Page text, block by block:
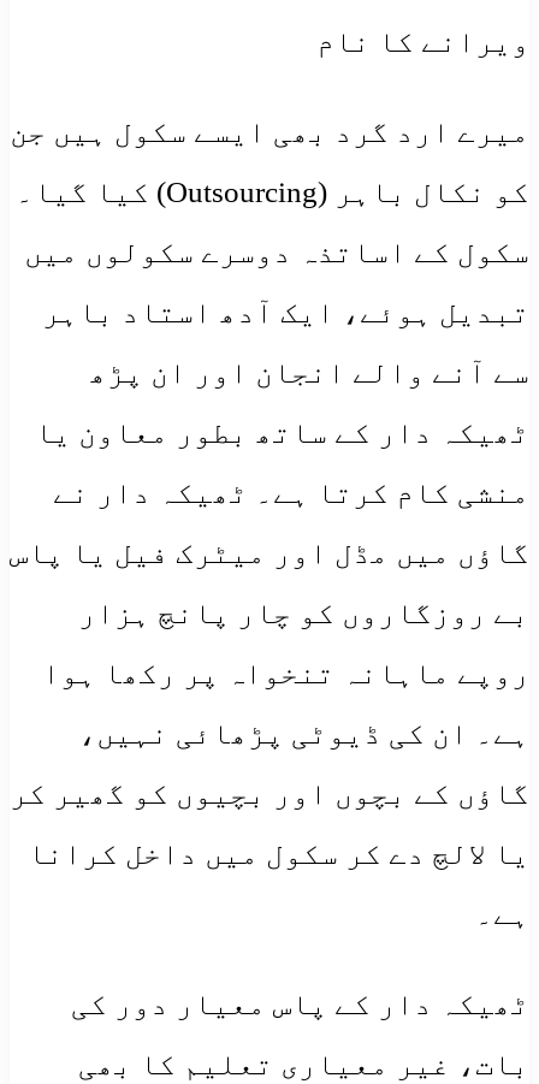
ویرانے کا نام
میرے ارد گرد بھی ایسے سکول ہیں جن
کو نکال باہر (Outsourcing) کیا گیا۔
سکول کے اساتذہ دوسرے سکولوں میں
تبدیل ہوئے، ایک آدھ استاد باہر
سے آنے والے انجان اور ان پڑھ
ٹھیکہ دار کے ساتھ بطور معاون یا
منشی کام کرتا ہے۔ ٹھیکہ دار نے
گاؤں میں مڈل اور میٹرک فیل یا پاس
بے روزگاروں کو چار پانچ ہزار
روپے ماہانہ تنخواہ پر رکھا ہوا
ہے۔ ان کی ڈیوٹی پڑھائی نہیں،
گاؤں کے بچوں اور بچیوں کو گھیر کر
یا لالچ دے کر سکول میں داخل کرانا
ہے۔
ٹھیکہ دار کے پاس معیار دور کی
بات، غیر معیاری تعلیم کا بھی